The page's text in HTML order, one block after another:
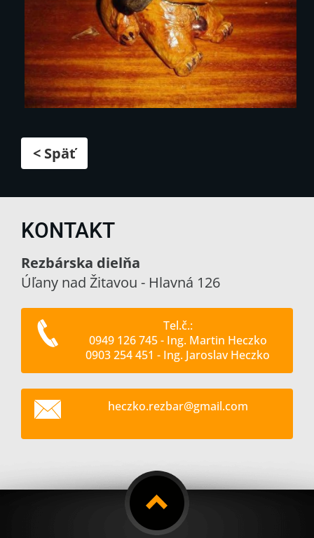
< Späť
KONTAKT
Rezbárska dielňa
Úľany nad Žitavou - Hlavná 126
Tel.č.:
0949 126 745 - Ing. Martin Heczko
0903 254 451 - Ing. Jaroslav Heczko
heczko.rezbar@gmail.com